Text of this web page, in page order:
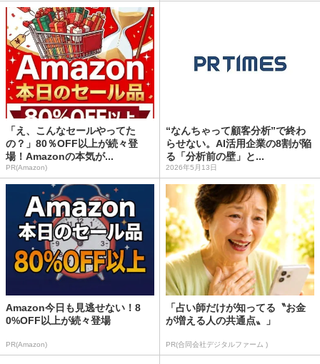
「え、こんなセールやってた
の？」80％OFF以上が続々登
場！Amazonの本気が...
PR(Amazon)
“なんちゃって顧客分析”で終わ
らせない。AI活用企業の8割が陥
る「分析前の壁」と...
2026年5月13日
Amazon今日も見逃せない！8
0%OFF以上が続々登場
PR(Amazon)
「占い師だけが知ってる〝お金
が増える人の共通点〟」
PR(合同会社デジタルファーム )